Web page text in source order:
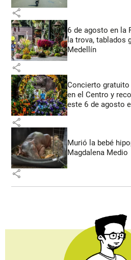
share
6 de agosto en la
la trova, tablados
Medellín
share
Concierto gratuito
en el Centro y
este 6 de agosto
share
Murió la bebé
Magdalena Medio
share